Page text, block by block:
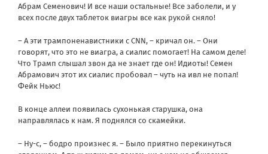
Абрам Семенович! И все наши остальные! Все заболели, и у
всех после двух таблеток виагры все как рукой сняло!
– А эти трампоненавистники с CNN, – кричал он. – Они
говорят, что это не виагра, а сиалис помогает! На самом деле!
Что Трамп слышал звон да не знает где он! Идиоты! Семен
Абрамович этот их сиалис пробовал – чуть на ивл не попал!
Фейк Ньюс!
В конце аллеи появилась сухонькая старушка, она
направлялась к нам. Я поднялся со скамейки.
– Ну-с, – бодро произнес я. – Было приятно перекинуться